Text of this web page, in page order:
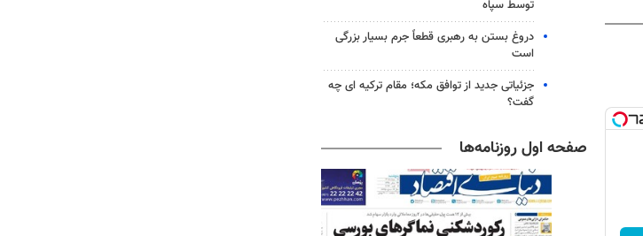
توسط سپاه
دروغ بستن به رهبری قطعاً جرم بسیار بزرگی
است
جزئیاتی جدید از توافق مکه؛ مقام ترکیه ای چه
گفت؟
صفحه اول روزنامه‌ها